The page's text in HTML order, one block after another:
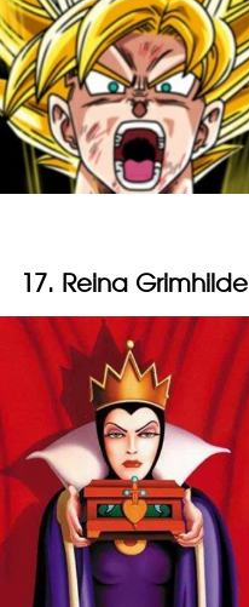
17. Reina Grimhilde